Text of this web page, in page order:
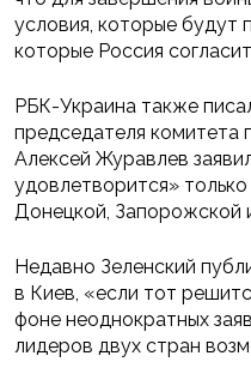
условия, которые будут
которые Россия
РБК-Украина также
председателя
Алексей Журавлев
удовлетворится»
Донецкой, Запорожской
Недавно Зеленский
в Киев, «если тот
фоне неоднократных
лидеров двух стран